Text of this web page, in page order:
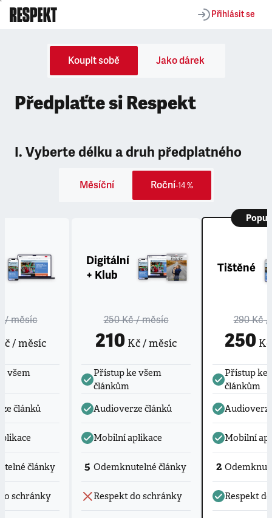
Přihlásit se
Koupit sobě Jako dárek
Předplaťte si Respekt
I. Vyberte délku a druh předplatného
Měsíční Roční-14 %
/ měsíc
/ měsíc
všem
článků
články
schránky
Digitální
+ Klub
250 Kč/ měsíc
210 Kč / měsíc
Přístup ke všem
článkům
Audioverze článků
Mobilní aplikace
5 Odemknutelné články
Respekt do schránky
Tištěné
290 Kč/
250Kč
Přístup ke
článkům
Mobilní
2
Respekt